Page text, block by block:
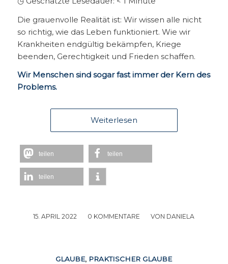
Die grauenvolle Realität ist: Wir wissen alle nicht
so richtig, wie das Leben funktioniert. Wie wir
Krankheiten endgültig bekämpfen, Kriege
beenden, Gerechtigkeit und Frieden schaffen.
Wir Menschen sind sogar fast immer der Kern des
Problems.
Weiterlesen
teilen teilen
teilen
15. APRIL 2022
/ 0 KOMMENTARE
/ VON DANIELA
GLAUBE, PRAKTISCHER GLAUBE